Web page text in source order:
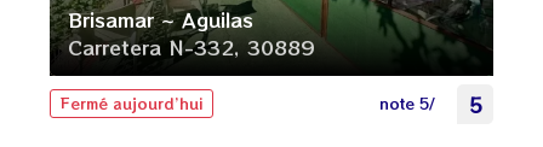
Brisamar ~ Aguilas
Carretera N-332, 30889
Fermé aujourd’hui note 5/ 5